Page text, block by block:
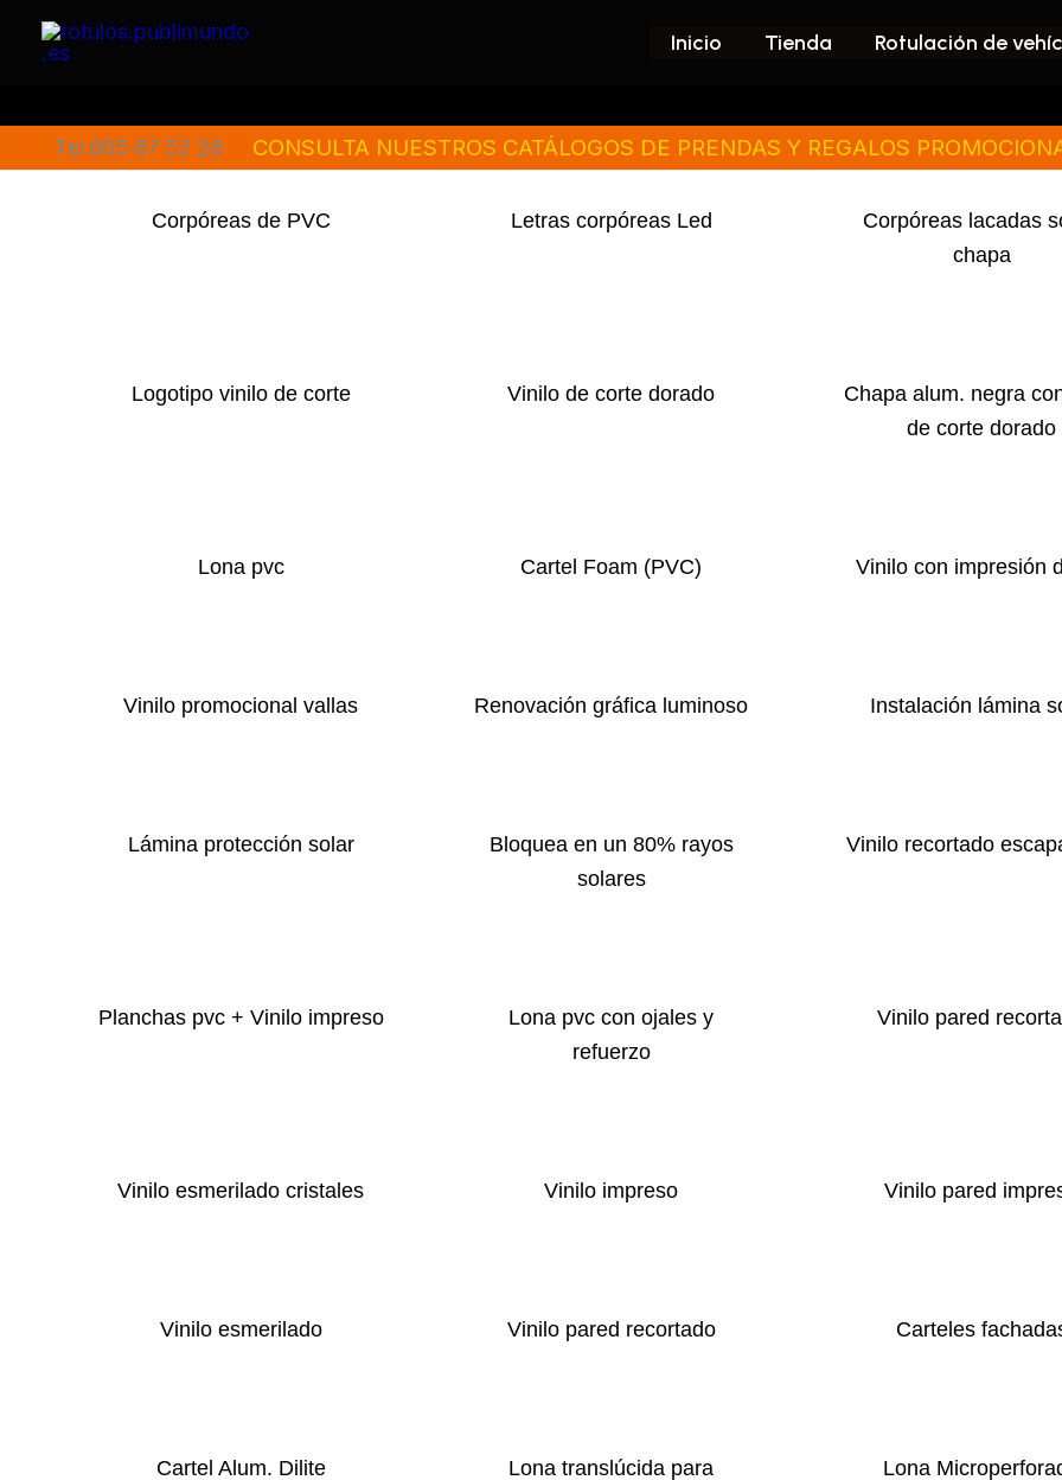
Inicio Tienda Rotulación de
Tel.605 87 52 28 CONSULTA NUESTROS CATÁLOGOS DE PRENDAS Y REGALOS
Corpóreas de PVC Letras corpóreas Led
Corpóreas lacadas
chapa
Logotipo vinilo de corte Vinilo de corte dorado
Chapa alum. negra
de corte dorado
Lona pvc Cartel Foam (PVC) Vinilo con impresión
Vinilo promocional vallas Renovación gráfica luminoso Instalación lámina
Lámina protección solar
Bloquea en un 80% rayos
solares
Vinilo recortado
Planchas pvc + Vinilo impreso
Lona pvc con ojales y
refuerzo
Vinilo pared
Vinilo esmerilado cristales Vinilo impreso Vinilo pared
Vinilo esmerilado Vinilo pared recortado Carteles
Cartel Alum. Dilite
Lona translúcida para
Lona